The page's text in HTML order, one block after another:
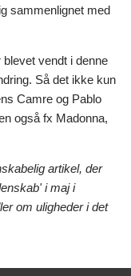
sammenlignet med
vendt i denne
Så det ikke kun
Camre og Pablo
også fx Madonna,
artikel, der
i maj i
om uligheder i det